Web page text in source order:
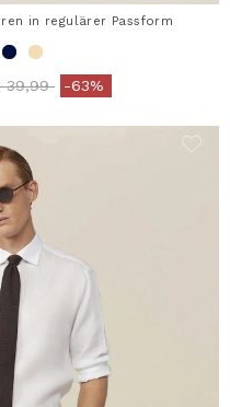
in regulärer Passform
reduced from
39,99to-63%